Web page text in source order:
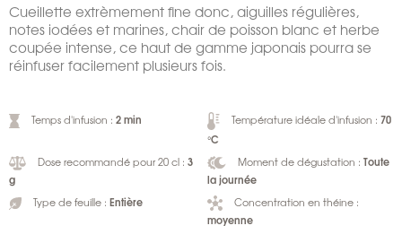
Cueillette extrèmement fine donc, aiguilles régulières,
notes iodées et marines, chair de poisson blanc et herbe
coupée intense, ce haut de gamme japonais pourra se
réinfuser facilement plusieurs fois.
Temps d'infusion : 2 min Température idéale d'infusion : 70
°C
Dose recommandé pour 20 cl : 3
g
Moment de dégustation : Toute
la journée
Type de feuille : Entière Concentration en théine :
moyenne